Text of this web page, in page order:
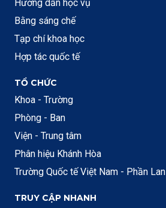
Hướng dẫn học vụ
Bằng sáng chế
Tạp chí khoa học
Hợp tác quốc tế
TỔ CHỨC
Khoa - Trường
Phòng - Ban
Viện - Trung tâm
Phân hiệu Khánh Hòa
Trường Quốc tế Việt Nam - Phần Lan
TRUY CẬP NHANH